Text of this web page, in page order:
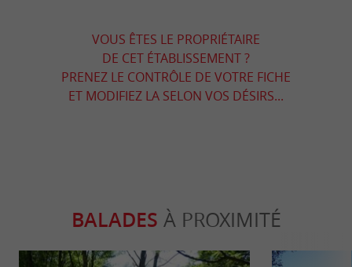
VOUS ÊTES LE PROPRIÉTAIRE
DE CET ÉTABLISSEMENT ?
PRENEZ LE CONTRÔLE DE VOTRE FICHE
ET MODIFIEZ LA SELON VOS DÉSIRS...
BALADES À PROXIMITÉ